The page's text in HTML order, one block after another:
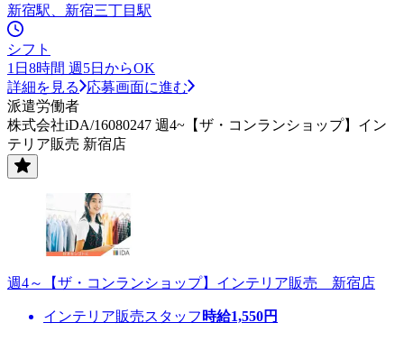
新宿駅、新宿三丁目駅
シフト
1日8時間 週5日からOK
詳細を見る
応募画面に進む
派遣労働者
株式会社iDA/16080247 週4~【ザ・コンランショップ】イン
テリア販売 新宿店
週4～【ザ・コンランショップ】インテリア販売 新宿店
インテリア販売スタッフ 時給1,550円